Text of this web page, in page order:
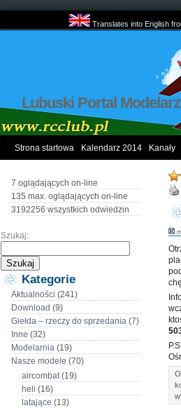
Translates into English
Lubuski Portal
Strona startowa Kalendarz 2014 Kanały
7 oglądających on-line
135 max. oglądających on-line
3192256 wszystkich odwiedzin
Szukaj:
Kategorie
Aktualności (241)
Download (9)
Giełda – rzeczy do sprzedania (7)
Inne (32)
Modelarnia (19)
Nasze modele (70)
aircombat(19)
heli (16)
latające (13)